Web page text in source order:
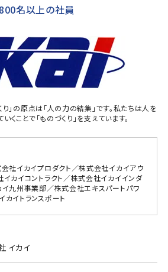
名以上の社員
」の原点は「人の力の結集」です。私たちは人を
くことで「ものづくり」を支えています。
社イカイプロダクト／株式会社イカイアウ
カイコントラクト／株式会社イカイインダ
イ九州事業部／株式会社エキスパートパワ
イトランスポート
イカイ